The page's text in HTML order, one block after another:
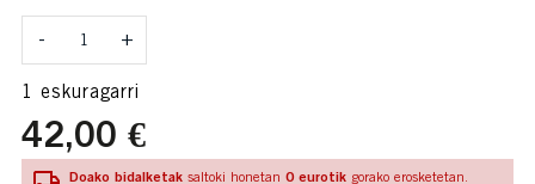
- +
1 eskuragarri
42,00 €
Doako bidalketaksaltoki honetan 0 eurotikgorako erosketetan.